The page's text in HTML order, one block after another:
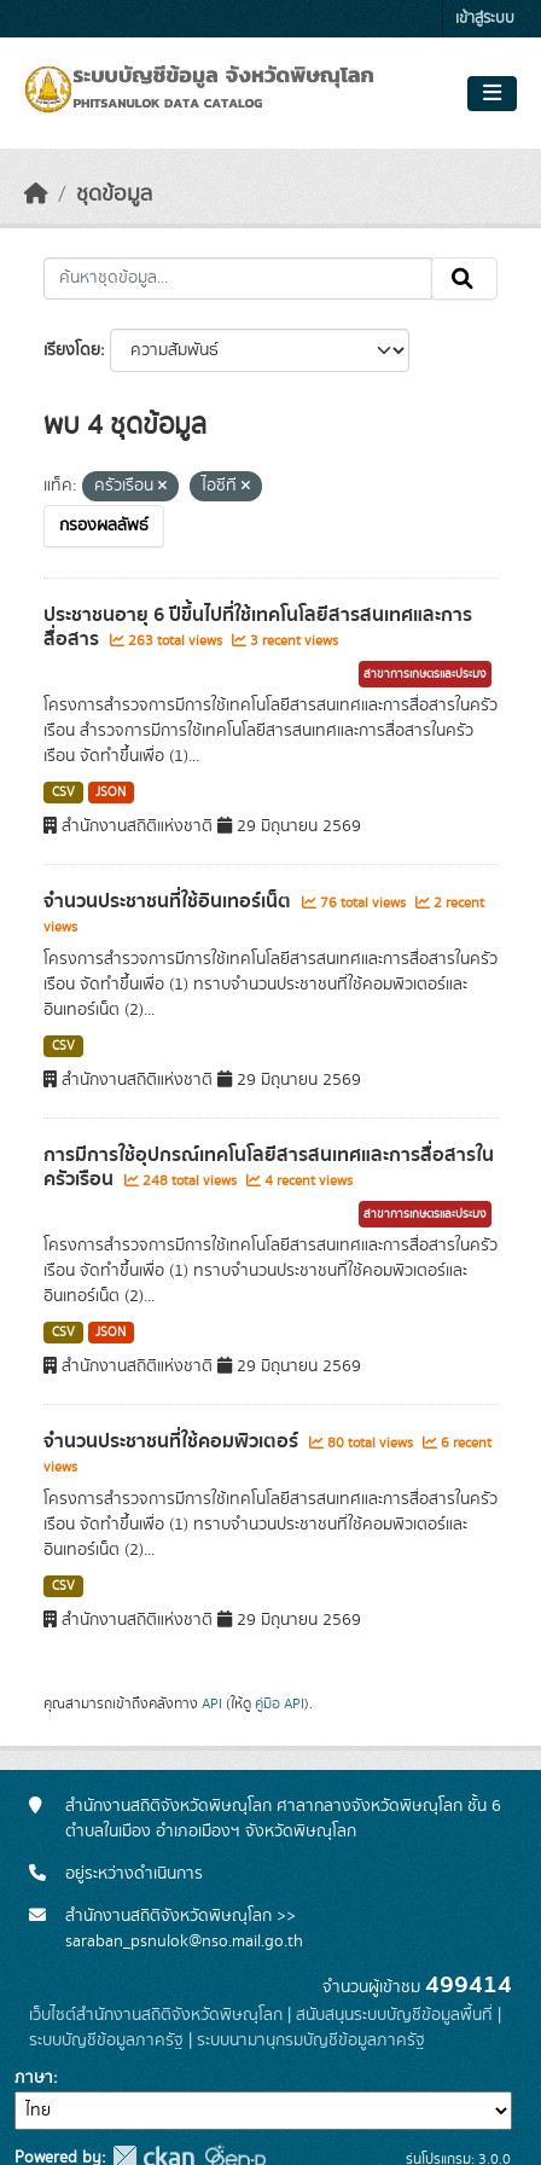
เข้าสู่ระบบ
ชุดข้อมูล
เรียงโดย
พบ 4 ชุดข้อมูล
แท็ค: ครัวเรือน
ไอซีที
กรองผลลัพธ์
ประชาชนอายุ 6 ปีขึ้นไปที่ใช้เทคโนโลยีสารสนเทศและการ
สื่อสาร 263 total views 3 recent views
สาขาการเกษตรและประมง
โครงการสำรวจการมีการใช้เทคโนโลยีสารสนเทศและการสื่อสารในครัว
เรือน สำรวจการมีการใช้เทคโนโลยีสารสนเทศและการสื่อสารในครัว
เรือน จัดทำขึ้นเพื่อ (1)...
CSV JSON
สำนักงานสถิติแห่งชาติ 29 มิถุนายน 2569
จำนวนประชาชนที่ใช้อินเทอร์เน็ต 76 total views
2 recent
views
โครงการสำรวจการมีการใช้เทคโนโลยีสารสนเทศและการสื่อสารในครัว
เรือน จัดทำขึ้นเพื่อ (1) ทราบจำนวนประชาชนที่ใช้คอมพิวเตอร์และ
อินเทอร์เน็ต (2)...
CSV
สำนักงานสถิติแห่งชาติ 29 มิถุนายน 2569
การมีการใช้อุปกรณ์เทคโนโลยีสารสนเทศและการสื่อสารใน
ครัวเรือน 248 total views 4 recent views
สาขาการเกษตรและประมง
โครงการสำรวจการมีการใช้เทคโนโลยีสารสนเทศและการสื่อสารในครัว
เรือน จัดทำขึ้นเพื่อ (1) ทราบจำนวนประชาชนที่ใช้คอมพิวเตอร์และ
อินเทอร์เน็ต (2)...
CSV JSON
สำนักงานสถิติแห่งชาติ 29 มิถุนายน 2569
จำนวนประชาชนที่ใช้คอมพิวเตอร์ 80 total views
6 recent
views
โครงการสำรวจการมีการใช้เทคโนโลยีสารสนเทศและการสื่อสารในครัว
เรือน จัดทำขึ้นเพื่อ (1) ทราบจำนวนประชาชนที่ใช้คอมพิวเตอร์และ
อินเทอร์เน็ต (2)...
CSV
สำนักงานสถิติแห่งชาติ 29 มิถุนายน 2569
คุณสามารถเข้าถึงคลังทาง API (ให้ดู คู่มือ API).
สำนักงานสถิติจังหวัดพิษณุโลก ศาลากลางจังหวัดพิษณุโลก ชั้น 6
ตำบลในเมือง อำเภอเมืองฯ จังหวัดพิษณุโลก
อยู่ระหว่างดำเนินการ
สำนักงานสถิติจังหวัดพิษณุโลก >>
saraban_psnulok@nso.mail.go.th
จำนวนผู้เข้าชม 499414
เว็บไซต์สำนักงานสถิติจังหวัดพิษณุโลก | สนับสนุนระบบบัญชีข้อมูลพื้นที่ |
ระบบบัญชีข้อมูลภาครัฐ | ระบบนามานุกรมบัญชีข้อมูลภาครัฐ
ภาษา
Powered by: รุ่นโปรแกรม: 3.0.0